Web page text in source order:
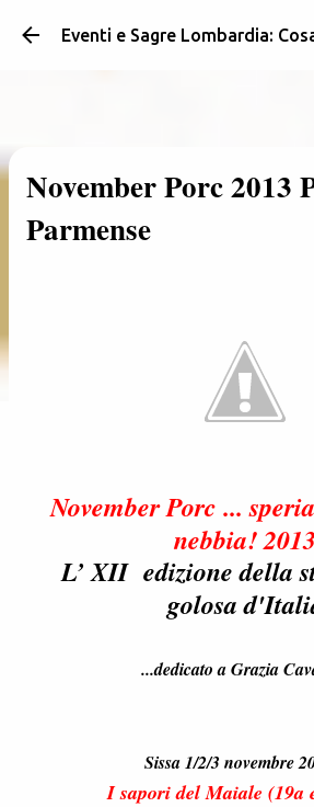
Passa ai contenuti
November Porc 2013
Parmense
November Porc ...
nebbia! 2013
L’ XII edizione della
golosa
...dedicato a Grazia
Sissa 1/2/3 novembre
I sapori del Maiale (19a